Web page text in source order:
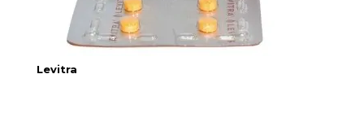
Levitra